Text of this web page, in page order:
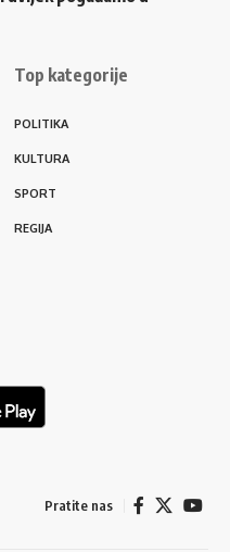
Top kategorije
POLITIKA
KULTURA
SPORT
REGIJA
Pratite nas